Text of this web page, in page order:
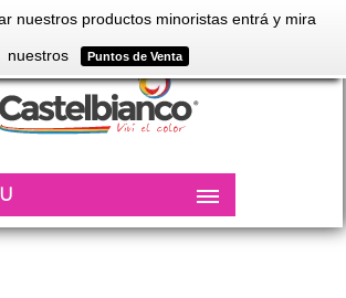
nuestros productos minoristas entrá y mira
nuestros Puntos de Venta